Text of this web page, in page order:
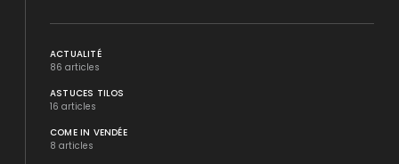
ACTUALITÉ
86 articles
ASTUCES TILOS
16 articles
COME IN VENDÉE
8 articles